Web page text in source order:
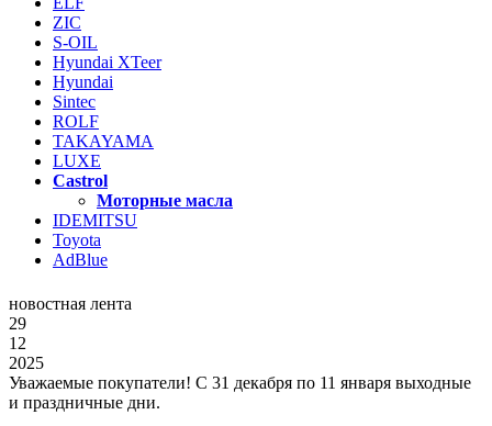
ZIC
S-OIL
Hyundai XTeer
Hyundai
Sintec
ROLF
TAKAYAMA
LUXE
Castrol
Моторные масла
IDEMITSU
Toyota
AdBlue
новостная лента
29
12
2025
Уважаемые покупатели! С 31 декабря по 11 января выходные
и праздничные дни.